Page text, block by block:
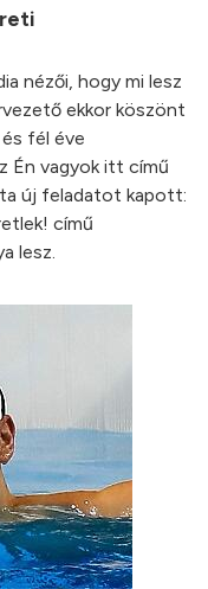
nézői, hogy mi lesz
ekkor köszönt
fél éve
Én vagyok itt című
új feladatot kapott:
című
lesz.